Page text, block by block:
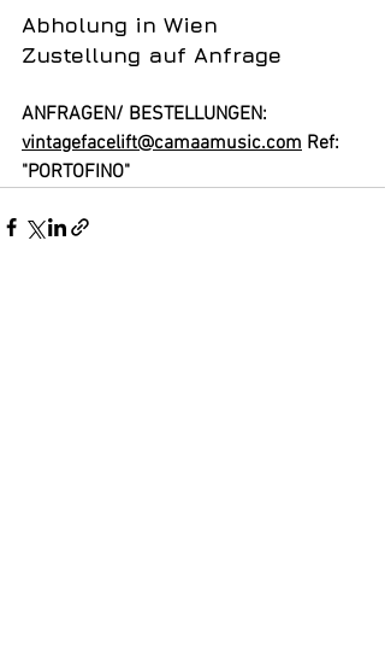
Abholung in Wien
Zustellung auf Anfrage
ANFRAGEN/ BESTELLUNGEN:
vintagefacelift@camaamusic.com Ref:
"PORTOFINO"